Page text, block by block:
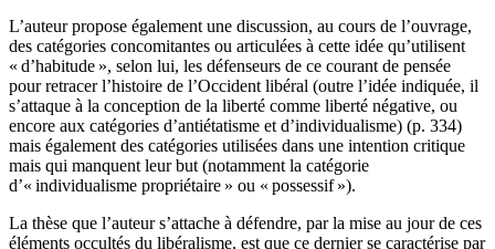
L’auteur propose également une discussion, au cours de l’ouvrage,
des catégories concomitantes ou articulées à cette idée qu’utilisent
« d’habitude », selon lui, les défenseurs de ce courant de pensée
pour retracer l’histoire de l’Occident libéral (outre l’idée indiquée, il
s’attaque à la conception de la liberté comme liberté négative, ou
encore aux catégories d’antiétatisme et d’individualisme) (p. 334)
mais également des catégories utilisées dans une intention critique
mais qui manquent leur but (notamment la catégorie
d’« individualisme propriétaire » ou « possessif »).
La thèse que l’auteur s’attache à défendre, par la mise au jour de ces
éléments occultés du libéralisme, est que ce dernier se caractérise par